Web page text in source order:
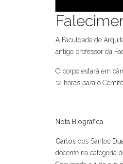
A Faculdade de
antigo professor da
O corpo estará em
12 horas para o
Nota Biográfica
Carlos dos Santos
docente na categoria